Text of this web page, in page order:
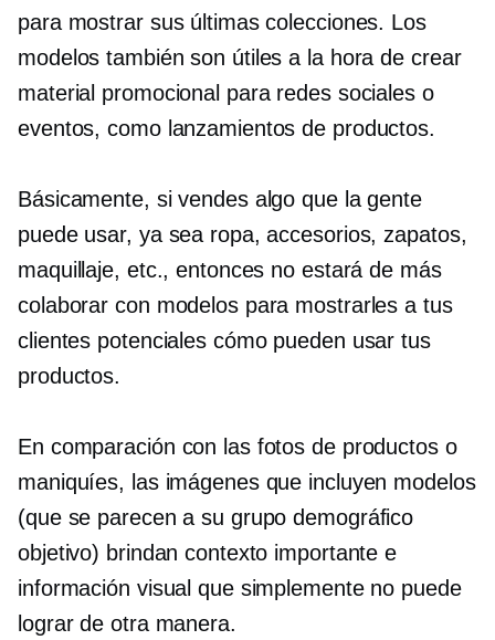
para mostrar sus últimas colecciones. Los
modelos también son útiles a la hora de crear
material promocional para redes sociales o
eventos, como lanzamientos de productos.
Básicamente, si vendes algo que la gente
puede usar, ya sea ropa, accesorios, zapatos,
maquillaje, etc., entonces no estará de más
colaborar con modelos para mostrarles a tus
clientes potenciales cómo pueden usar tus
productos.
En comparación con las fotos de productos o
maniquíes, las imágenes que incluyen modelos
(que se parecen a su grupo demográfico
objetivo) brindan contexto importante e
información visual que simplemente no puede
lograr de otra manera.